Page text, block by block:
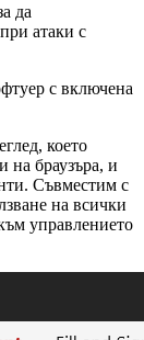
да
атаки с
с включена
което
на браузъра, и
Съвместим с
на всички
управлението